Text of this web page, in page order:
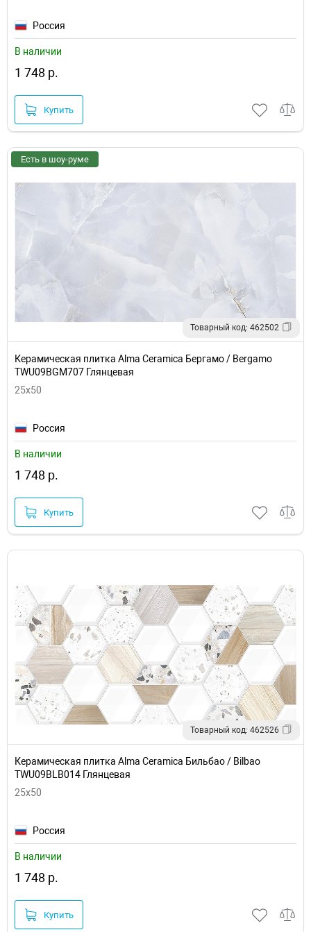
Россия
В наличии
1 748 р.
Купить
Есть в шоу-руме
Товарный код: 462502
Керамическая плитка Alma Ceramica Бергамо / Bergamo
TWU09BGM707 Глянцевая
25x50
Россия
В наличии
1 748 р.
Купить
Товарный код: 462526
Керамическая плитка Alma Ceramica Бильбао / Bilbao
TWU09BLB014 Глянцевая
25x50
Россия
В наличии
1 748 р.
Купить